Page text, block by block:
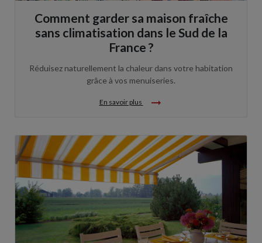
Comment garder sa maison fraîche
sans climatisation dans le Sud de la
France ?
Réduisez naturellement la chaleur dans votre habitation
grâce à vos menuiseries.
En savoir plus arrow_right_alt